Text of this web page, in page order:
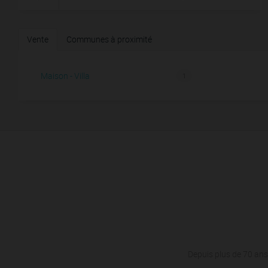
Vente Communes à proximité
Maison - Villa